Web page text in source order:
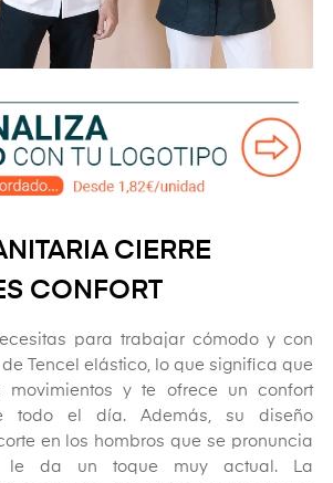
CIERRE
CONFORT
para trabajar cómodo y con
Tencel elástico, lo que significa que
y te ofrece un confort
todo el día. Además, su diseño
en los hombros que se pronuncia
le da un toque muy actual. La